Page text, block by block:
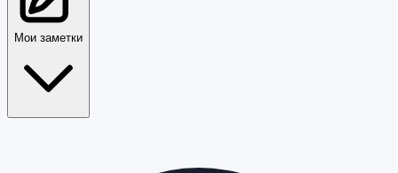
Мои заметки